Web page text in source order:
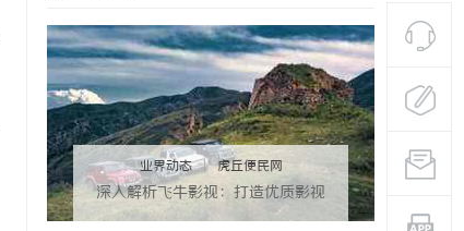
业界动态 | 虎丘便民网
深入解析飞牛影视：打造优质影视
体验的先锋平台